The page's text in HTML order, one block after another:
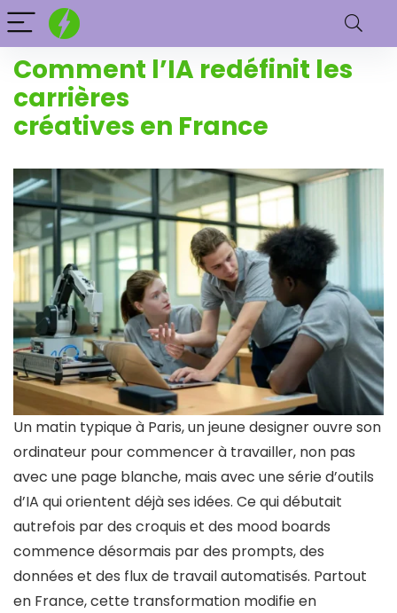
Comment l’IA redéfinit les
carrières
créatives en France
Un matin typique à Paris, un jeune designer ouvre son
ordinateur pour commencer à travailler, non pas
avec une page blanche, mais avec une série d’outils
d’IA qui orientent déjà ses idées. Ce qui débutait
autrefois par des croquis et des mood boards
commence désormais par des prompts, des
données et des flux de travail automatisés. Partout
en France, cette transformation modifie en